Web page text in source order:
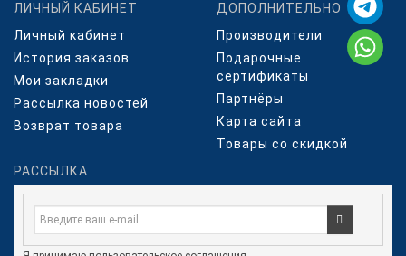
ЛИЧНЫЙ КАБИНЕТ
Личный кабинет
История заказов
Мои закладки
Рассылка новостей
Возврат товара
ДОПОЛНИТЕЛЬНО
Производители
Подарочные
сертификаты
Партнёры
Карта сайта
Товары со скидкой
РАССЫЛКА